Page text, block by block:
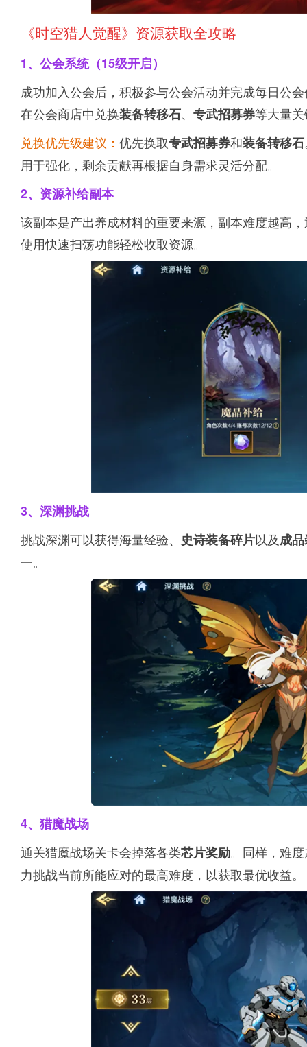
《时空猎人觉醒》资源获取全攻略
1、公会系统（15级开启）
成功加入公会后，积极参与公会活动并完成每日公
在公会商店中兑换装备转移石、 专武招募券等大量
兑换优先级建议： 优先换取专武招募券和装备转移石
用于强化，剩余贡献再根据自身需求灵活分配。
2、资源补给副本
该副本是产出养成材料的重要来源，副本难度越高
使用快速扫荡功能轻松收取资源。
3、深渊挑战
挑战深渊可以获得海量经验、 史诗装备碎片以及成
一。
4、猎魔战场
通关猎魔战场关卡会掉落各类芯片奖励。同样，难
力挑战当前所能应对的最高难度，以获取最优收益。